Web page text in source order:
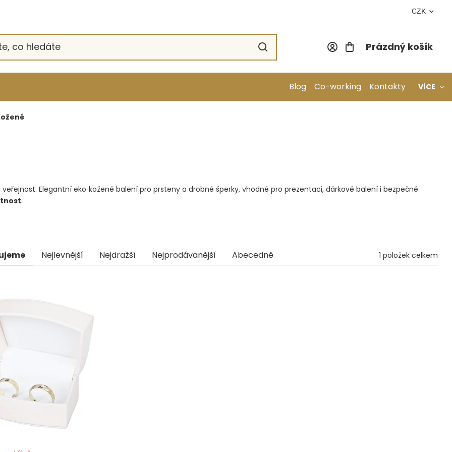
CZK
Nákupní
Prázdný košík
Blog Co-working Kontakty VÍCE
Elegantní eko‑kožené balení pro prsteny a drobné šperky, vhodné pro prezentaci, dárkové balení i bezpečné
.
Nejlevnější Nejdražší Nejprodávanější Abecedně 1 položek celkem